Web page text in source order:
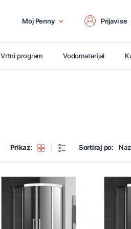
Moj Penny Prijavi se
Vrtni program Vodomaterijal
Prikaz: Sortiraj po: